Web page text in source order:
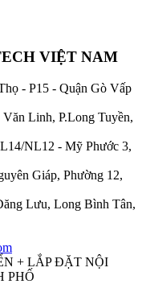
VIỆT NAM
- P15 - Quận Gò Vấp
Linh, P.Long Tuyền,
NL12 - Mỹ Phước 3,
Giáp, Phường 12,
Lưu, Long Bình Tân,
+ LẮP ĐẶT NỘI
PHỐ